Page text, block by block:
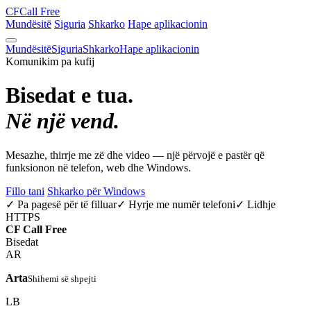
CFCall Free
Mundësitë Siguria Shkarko Hape aplikacionin
MundësitëSiguriaShkarkoHape aplikacionin
Komunikim pa kufij
Bisedat e tua.
Në një vend.
Mesazhe, thirrje me zë dhe video — një përvojë e pastër që
funksionon në telefon, web dhe Windows.
Fillo tani Shkarko për Windows
✓ Pa pagesë për të filluar✓ Hyrje me numër telefoni✓ Lidhje
HTTPS
CF Call Free
Bisedat
AR
ArtaShihemi së shpejti
LB